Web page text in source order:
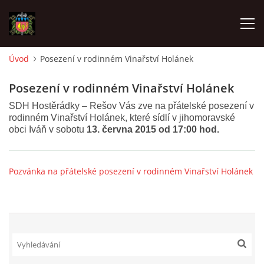
O SBORU
CO SE DĚLO?
MLADÍ HASIČI
ZÁSAHOVÁ JEDNOTKA
Úvod Posezení v rodinném Vinařství Holánek
Posezení v rodinném Vinařství Holánek
SDH Hostěrádky – Rešov Vás zve na přátelské posezení v
rodinném Vinařství Holánek, které sídlí v jihomoravské
obci Iváň v sobotu 13. června 2015 od 17:00 hod.
Pozvánka na přátelské posezení v rodinném Vinařství Holánek